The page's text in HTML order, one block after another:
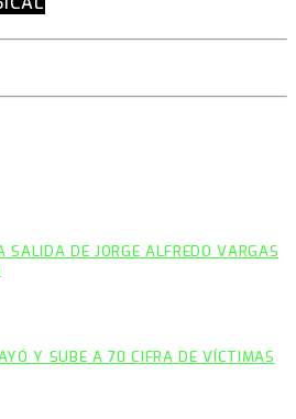
SALIDA DE JORGE ALFREDO VARGAS
Y SUBE A 70 CIFRA DE VÍCTIMAS